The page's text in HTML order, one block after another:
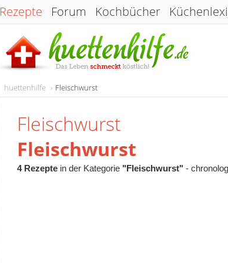
Rezepte Forum Kochbücher
huettenhilfe Fleischwurst
Fleischwurst
Fleischwurst
4 Rezepte in der Kategorie "Fleischwurst" -